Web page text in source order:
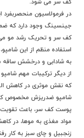
کف سر می شود.
در فرمولاسیون منحصربفرد
جینسینگ وجود دارد که
کف سر و تحریک رشد مو
استفاده منظم از این
به شادابی و درخشش
از دیگر ترکیبات مهم
که نقش موثری در کاهش
شامپو ضدریزش مخصوص کف
پوست کف سر، باعث
مواد مغذی به موها، در
زنجبیل و چای سبز به کار